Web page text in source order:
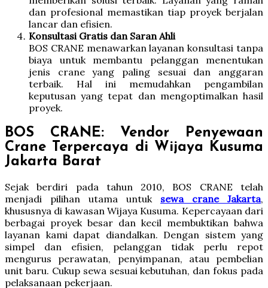
dan profesional memastikan tiap proyek berjalan
lancar dan efisien.
Konsultasi Gratis dan Saran Ahli
BOS CRANE menawarkan layanan konsultasi tanpa
biaya untuk membantu pelanggan menentukan
jenis crane yang paling sesuai dan anggaran
terbaik. Hal ini memudahkan pengambilan
keputusan yang tepat dan mengoptimalkan hasil
proyek.
BOS CRANE: Vendor Penyewaan
Crane Terpercaya di Wijaya Kusuma
Jakarta Barat
Sejak berdiri pada tahun 2010, BOS CRANE telah
menjadi pilihan utama untuk sewa crane Jakarta,
khususnya di kawasan Wijaya Kusuma. Kepercayaan dari
berbagai proyek besar dan kecil membuktikan bahwa
layanan kami dapat diandalkan. Dengan sistem yang
simpel dan efisien, pelanggan tidak perlu repot
mengurus perawatan, penyimpanan, atau pembelian
unit baru. Cukup sewa sesuai kebutuhan, dan fokus pada
pelaksanaan pekerjaan.